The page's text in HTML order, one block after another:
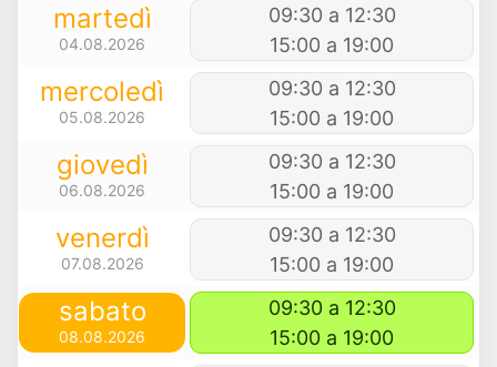
martedì
04.08.2026
09:30 a 12:30
15:00 a 19:00
mercoledì
05.08.2026
09:30 a 12:30
15:00 a 19:00
giovedì
06.08.2026
09:30 a 12:30
15:00 a 19:00
venerdì
07.08.2026
09:30 a 12:30
15:00 a 19:00
sabato
08.08.2026
09:30 a 12:30
15:00 a 19:00